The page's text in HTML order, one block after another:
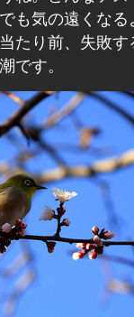
も気の遠くなる
たり前、失敗す
です。